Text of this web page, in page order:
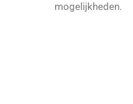
mogelijkheden.